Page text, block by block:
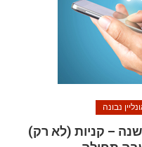
נבונה
– קניות (לא רק)